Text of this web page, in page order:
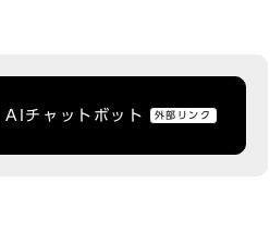
AIチャットボット 外部リンク